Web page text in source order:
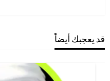
قد يعجبك أيضاً